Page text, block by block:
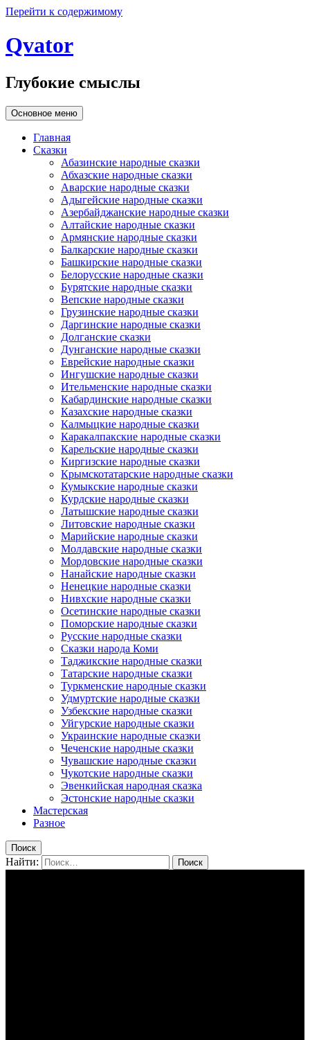
Перейти к содержимому
Qvator
Глубокие смыслы
Основное меню
Главная
Сказки
Абазинские народные сказки
Абхазские народные сказки
Аварские народные сказки
Адыгейские народные сказки
Азербайджанские народные сказки
Алтайские народные сказки
Армянские народные сказки
Балкарские народные сказки
Башкирские народные сказки
Белорусские народные сказки
Бурятские народные сказки
Вепские народные сказки
Грузинские народные сказки
Даргинские народные сказки
Долганские сказки
Дунганские народные сказки
Еврейские народные сказки
Ингушские народные сказки
Ительменские народные сказки
Кабардинские народные сказки
Казахские народные сказки
Калмыцкие народные сказки
Каракалпакские народные сказки
Карельские народные сказки
Киргизские народные сказки
Крымскотатарские народные сказки
Кумыкские народные сказки
Курдские народные сказки
Латышские народные сказки
Литовские народные сказки
Марийские народные сказки
Молдавские народные сказки
Мордовские народные сказки
Нанайские народные сказки
Ненецкие народные сказки
Нивхские народные сказки
Осетинские народные сказки
Поморские народные сказки
Русские народные сказки
Сказки народа Коми
Таджикские народные сказки
Татарские народные сказки
Туркменские народные сказки
Удмуртские народные сказки
Узбекские народные сказки
Уйгурские народные сказки
Украинские народные сказки
Чеченские народные сказки
Чувашские народные сказки
Чукотские народные сказки
Эвенкийская народная сказка
Эстонские народные сказки
Мастерская
Разное
Поиск
Найти: